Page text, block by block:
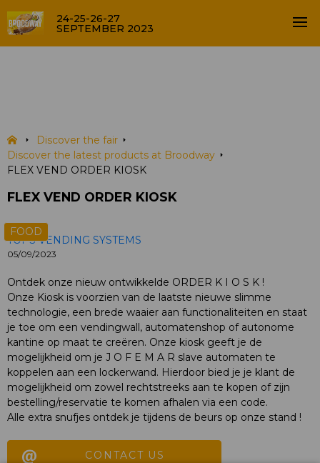
24-25-26-27
SEPTEMBER 2023
Discover the fair
Discover the latest products at Broodway
FLEX VEND ORDER KIOSK
FLEX VEND ORDER KIOSK
FOOD
TOPS VENDING SYSTEMS
05/09/2023
Ontdek onze nieuw ontwikkelde ORDER K I O S K !
Onze Kiosk is voorzien van de laatste nieuwe slimme
technologie, een brede waaier aan functionaliteiten en staat
je toe om een vendingwall, automatenshop of autonome
kantine op maat te creëren. Onze kiosk geeft je de
mogelijkheid om je J O F E M A R slave automaten te
koppelen aan een lockerwand. Hierdoor bied je je klant de
mogelijkheid om zowel rechtstreeks aan te kopen of zijn
bestelling/reservatie te komen afhalen via een code.
Alle extra snufjes ontdek je tijdens de beurs op onze stand !
CONTACT US